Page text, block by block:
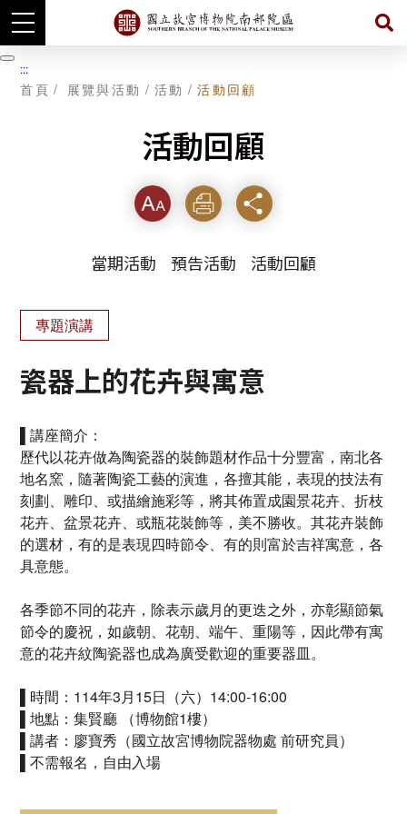
跳
到
暫
停
:::
首頁 展覽與活動 活動 活動回顧
活動回顧
字級 列印 分享
當期活動 預告活動 活動回顧
專題演講
瓷器上的花卉與寓意
▌講座簡介：
歷代以花卉做為陶瓷器的裝飾題材作品十分豐富，南北各
地名窯，隨著陶瓷工藝的演進，各擅其能，表現的技法有
刻劃、雕印、或描繪施彩等，將其佈置成園景花卉、折枝
花卉、盆景花卉、或瓶花裝飾等，美不勝收。其花卉裝飾
的選材，有的是表現四時節令、有的則富於吉祥寓意，各
具意態。
各季節不同的花卉，除表示歲月的更迭之外，亦彰顯節氣
節令的慶祝，如歲朝、花朝、端午、重陽等，因此帶有寓
意的花卉紋陶瓷器也成為廣受歡迎的重要器皿。
▌時間：114年3月15日（六）14:00-16:00
▌地點：集賢廳 （博物館1樓）
▌講者：廖寶秀（國立故宮博物院器物處 前研究員）
▌不需報名，自由入場